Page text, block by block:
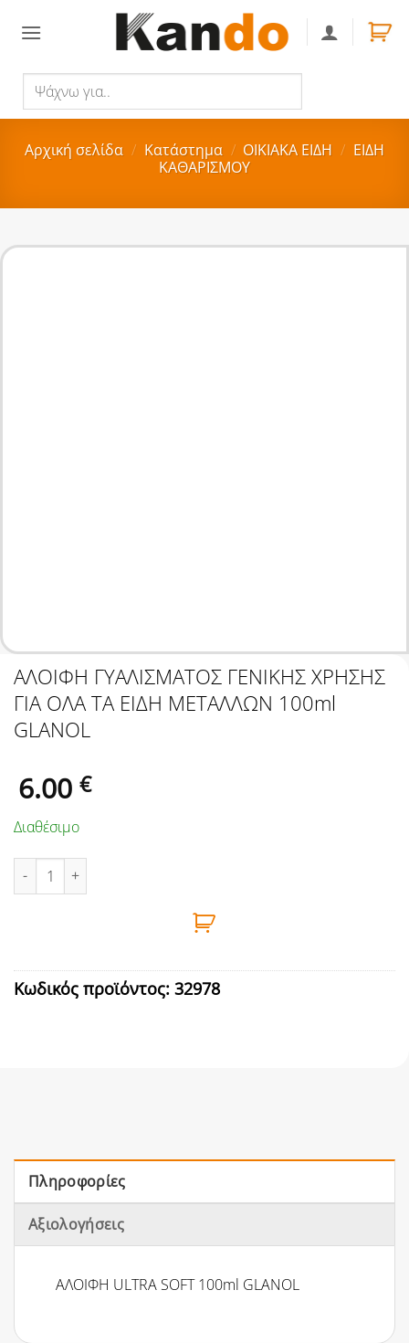
για..
Αρχική σελίδα / Κατάστημα / ΟΙΚΙΑΚA ΕΙΔΗ / ΕΙΔΗ
ΚΑΘΑΡΙΣΜΟΥ
ΑΛΟΙΦΗ ΓΥΑΛΙΣΜΑΤΟΣ ΓΕΝΙΚΗΣ ΧΡΗΣΗΣ
ΓΙΑ ΟΛΑ ΤΑ ΕΙΔΗ ΜΕΤΑΛΛΩΝ 100ml
GLANOL
6.00 €
Διαθέσιμο
ΑΛΟΙΦΗ ΓΥΑΛΙΣΜΑΤΟΣ ΓΕΝΙΚΗΣ ΧΡΗΣΗΣ ΓΙΑ ΟΛΑ ΤΑ ΕΙΔΗ
Κωδικός προϊόντος: 32978
Πληροφορίες
Αξιολογήσεις
ΑΛΟΙΦΗ ULTRA SOFT 100ml GLANOL